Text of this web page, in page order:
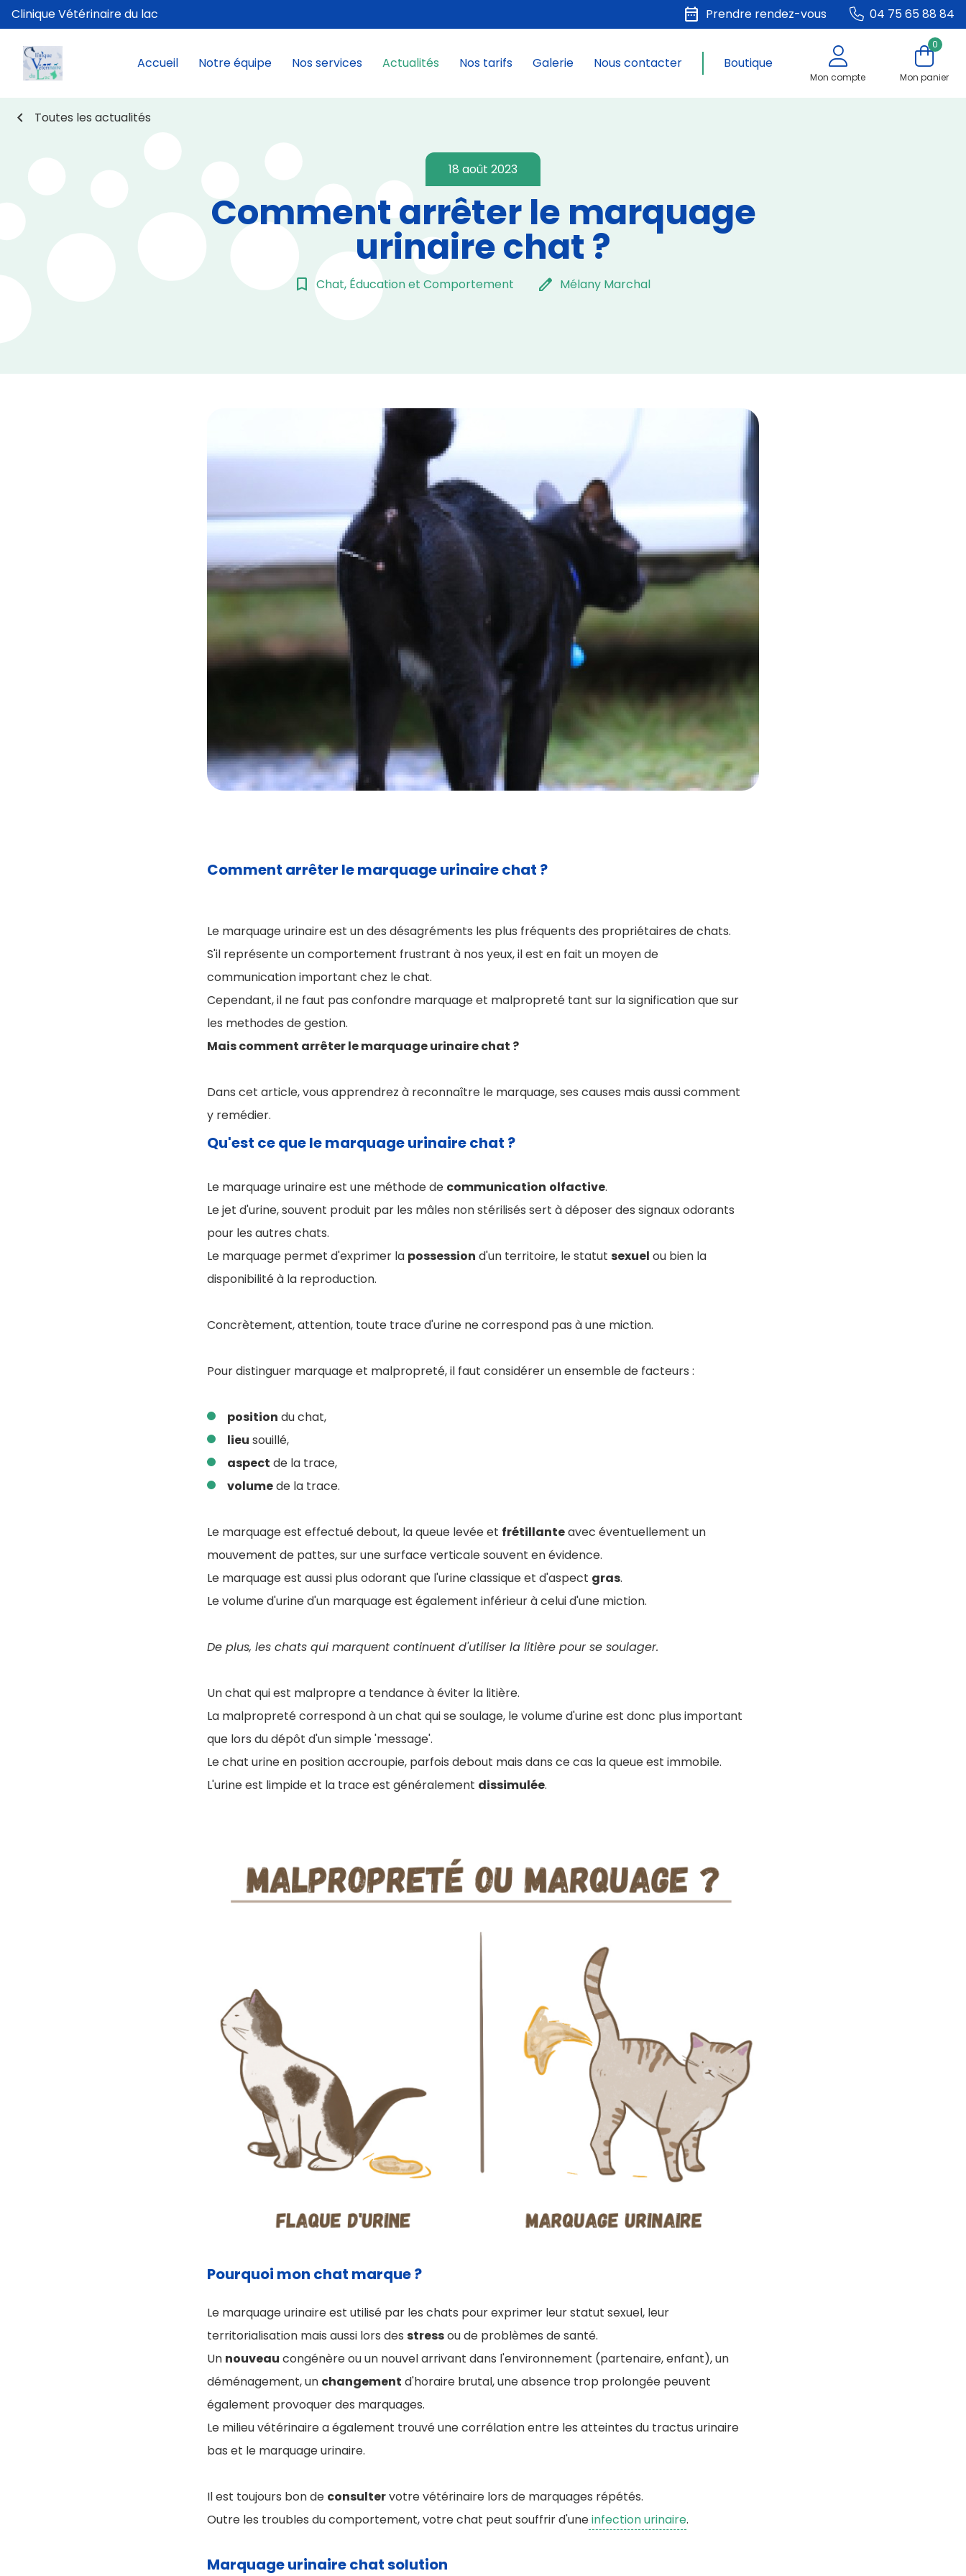
Clinique Vétérinaire du lac date_range Prendre rendez-vous 04 75 65 88 84
Accueil Notre équipe Nos services Actualités Nos tarifs Galerie Nous contacter Boutique
Mon compte
0
Mon panier
chevron_left Toutes les actualités
18 août 2023
Comment arrêter le marquage
urinaire chat ?
bookmark_border Chat, Éducation et Comportement edit Mélany Marchal
Comment arrêter le marquage urinaire chat ?
Le marquage urinaire est un des désagréments les plus fréquents des propriétaires de chats.
S'il représente un comportement frustrant à nos yeux, il est en fait un moyen de
communication important chez le chat.
Cependant, il ne faut pas confondre marquage et malpropreté tant sur la signification que sur
les methodes de gestion.
Mais comment arrêter le marquage urinaire chat ?
Dans cet article, vous apprendrez à reconnaître le marquage, ses causes mais aussi comment
y remédier.
Qu'est ce que le marquage urinaire chat ?
Le marquage urinaire est une méthode de communication olfactive.
Le jet d'urine, souvent produit par les mâles non stérilisés sert à déposer des signaux odorants
pour les autres chats.
Le marquage permet d'exprimer la possession d'un territoire, le statut sexuel ou bien la
disponibilité à la reproduction.
Concrètement, attention, toute trace d'urine ne correspond pas à une miction.
Pour distinguer marquage et malpropreté, il faut considérer un ensemble de facteurs :
position du chat,
lieu souillé,
aspect de la trace,
volumede la trace.
Le marquage est effectué debout, la queue levée et frétillanteavec éventuellement un
mouvement de pattes, sur une surface verticale souvent en évidence.
Le marquage est aussi plus odorant que l'urine classique et d'aspect gras.
Le volume d'urine d'un marquage est également inférieur à celui d'une miction.
De plus, les chats qui marquent continuent d'utiliser la litière pour se soulager.
Un chat qui est malpropre a tendance à éviter la litière.
La malpropreté correspond à un chat qui se soulage, le volume d'urine est donc plus important
que lors du dépôt d'un simple 'message'.
Le chat urine en position accroupie, parfois debout mais dans ce cas la queue est immobile.
L'urine est limpide et la trace est généralement dissimulée.
Pourquoi mon chat marque ?
Le marquage urinaire est utilisé par les chats pour exprimer leur statut sexuel, leur
territorialisation mais aussi lors des stressou de problèmes de santé.
Un nouveau congénère ou un nouvel arrivant dans l'environnement (partenaire, enfant), un
déménagement, un changement d'horaire brutal, une absence trop prolongée peuvent
également provoquer des marquages.
Le milieu vétérinaire a également trouvé une corrélation entre les atteintes du tractus urinaire
bas et le marquage urinaire.
Il est toujours bon de consultervotre vétérinaire lors de marquages répétés.
Outre les troubles du comportement, votre chat peut souffrir d'uneinfection urinaire.
Marquage urinaire chat solution